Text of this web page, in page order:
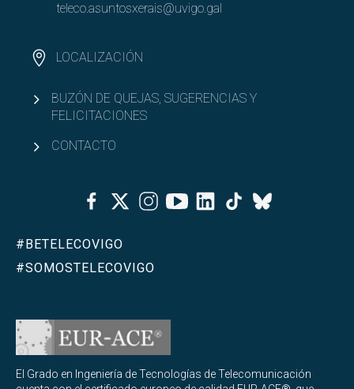
teleco.asuntosxerais@uvigo.gal
LOCALIZACIÓN
BUZÓN DE QUEJAS, SUGERENCIAS Y
FELICITACIONES
CONTACTO
FacebookTwitterInstagramYoutubeLinkedinTiktok
Bluesky
#BETELECOVIGO
#SOMOSTELECOVIGO
El Grado en Ingeniería de Tecnologías de Telecomunicación